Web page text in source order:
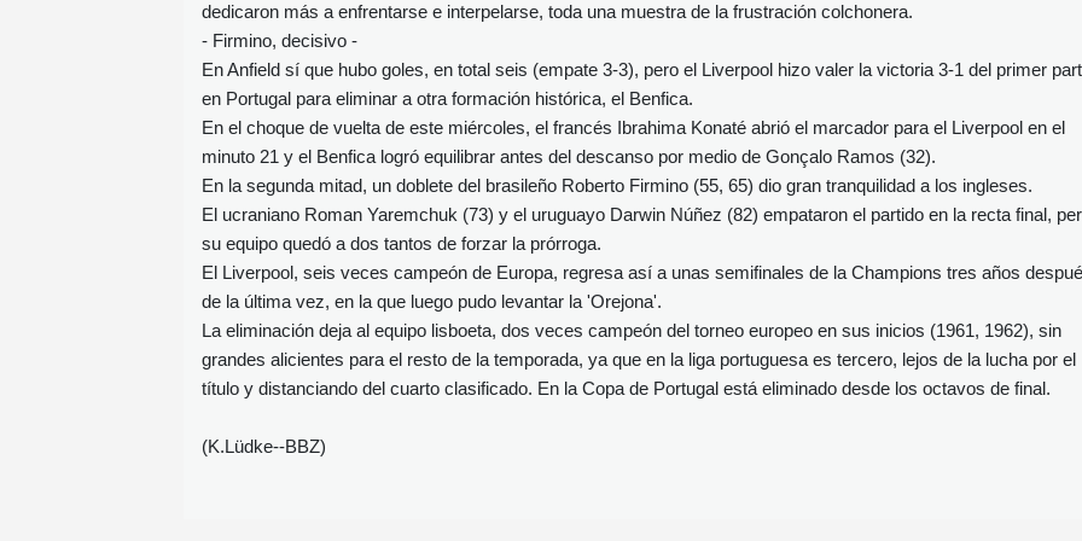
dedicaron más a enfrentarse e interpelarse, toda una muestra de la frustración colchonera.
- Firmino, decisivo -
En Anfield sí que hubo goles, en total seis (empate 3-3), pero el Liverpool hizo valer la victoria 3-1 del primer
en Portugal para eliminar a otra formación histórica, el Benfica.
En el choque de vuelta de este miércoles, el francés Ibrahima Konaté abrió el marcador para el Liverpool en el
minuto 21 y el Benfica logró equilibrar antes del descanso por medio de Gonçalo Ramos (32).
En la segunda mitad, un doblete del brasileño Roberto Firmino (55, 65) dio gran tranquilidad a los ingleses.
El ucraniano Roman Yaremchuk (73) y el uruguayo Darwin Núñez (82) empataron el partido en la recta final,
su equipo quedó a dos tantos de forzar la prórroga.
El Liverpool, seis veces campeón de Europa, regresa así a unas semifinales de la Champions tres años
de la última vez, en la que luego pudo levantar la 'Orejona'.
La eliminación deja al equipo lisboeta, dos veces campeón del torneo europeo en sus inicios (1961, 1962), sin
grandes alicientes para el resto de la temporada, ya que en la liga portuguesa es tercero, lejos de la lucha por el
título y distanciando del cuarto clasificado. En la Copa de Portugal está eliminado desde los octavos de final.
(K.Lüdke--BBZ)